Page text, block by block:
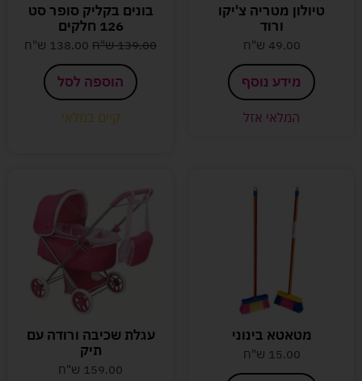
טיולון מטריה צ'יקו
ורוד
49.00 ש"ח
מידע נוסף
המלאי אזל
בונים בקליק סופר סט
126 חלקים
139.00 ש"ח 138.00 ש"ח
הוספה לסל
קיים במלאי
מטאטא בינוני
15.00 ש"ח
עגלת שכיבה ורודה עם
תיק
159.00 ש"ח